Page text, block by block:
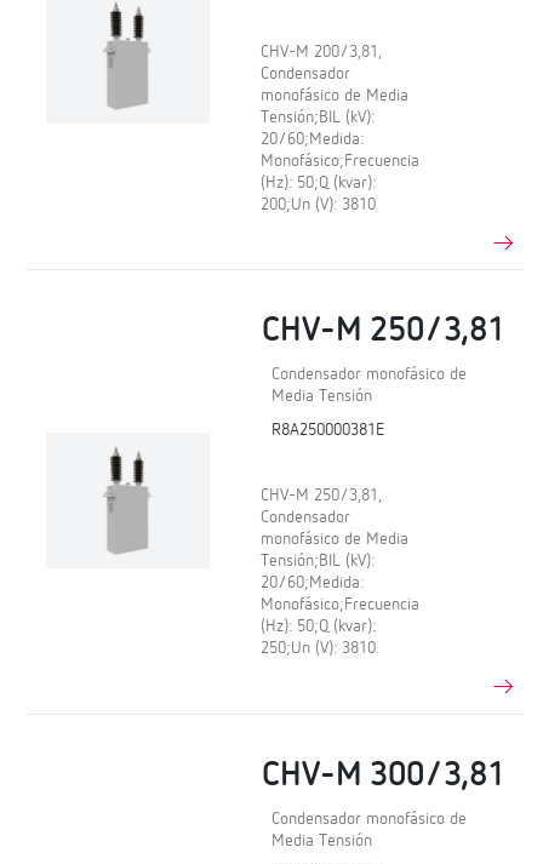
CHV-M 200/3,81,
Condensador
monofásico de Media
Tensión;BIL (kV):
20/60;Medida:
Monofásico;Frecuencia
(Hz): 50;Q (kvar):
200;Un (V): 3810
CHV-M 250/3,81
Condensador monofásico de
Media Tensión
R8A250000381E
CHV-M 250/3,81,
Condensador
monofásico de Media
Tensión;BIL (kV):
20/60;Medida:
Monofásico;Frecuencia
(Hz): 50;Q (kvar):
250;Un (V): 3810
CHV-M 300/3,81
Condensador monofásico de
Media Tensión